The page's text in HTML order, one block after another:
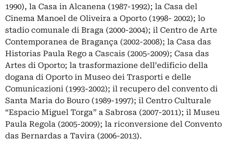
1990), la Casa in Alcanena (1987-1992); la Casa del
Cinema Manoel de Oliveira a Oporto (1998- 2002); lo
stadio comunale di Braga (2000-2004); il Centro de Arte
Contemporanea de Bragança (2002-2008); la Casa das
Historias Paula Rego a Cascais (2005-2009); Casa das
Artes di Oporto; la trasformazione dell’edificio della
dogana di Oporto in Museo dei Trasporti e delle
Comunicazioni (1993-2002); il recupero del convento di
Santa Maria do Bouro (1989-1997); il Centro Culturale
“Espacio Miguel Torga” a Sabrosa (2007-2011); il Museu
Paula Regola (2005-2009); la riconversione del Convento
das Bernardas a Tavira (2006-2013).